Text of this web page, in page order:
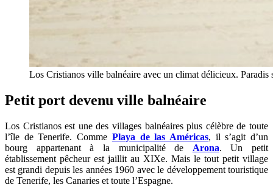
Los Cristianos ville balnéaire avec un climat délicieux. Paradis
Petit port devenu ville balnéaire
Los Cristianos est une des villages balnéaires plus célèbre de toute
l’île de Tenerife. Comme Playa de las Américas, il s’agit d’un
bourg appartenant à la municipalité de Arona. Un petit
établissement pêcheur est jaillit au XIXe. Mais le tout petit village
est grandi depuis les années 1960 avec le développement touristique
de Tenerife, les Canaries et toute l’Espagne.